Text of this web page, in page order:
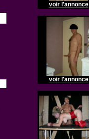
voir l'annonce
voir l'annonce